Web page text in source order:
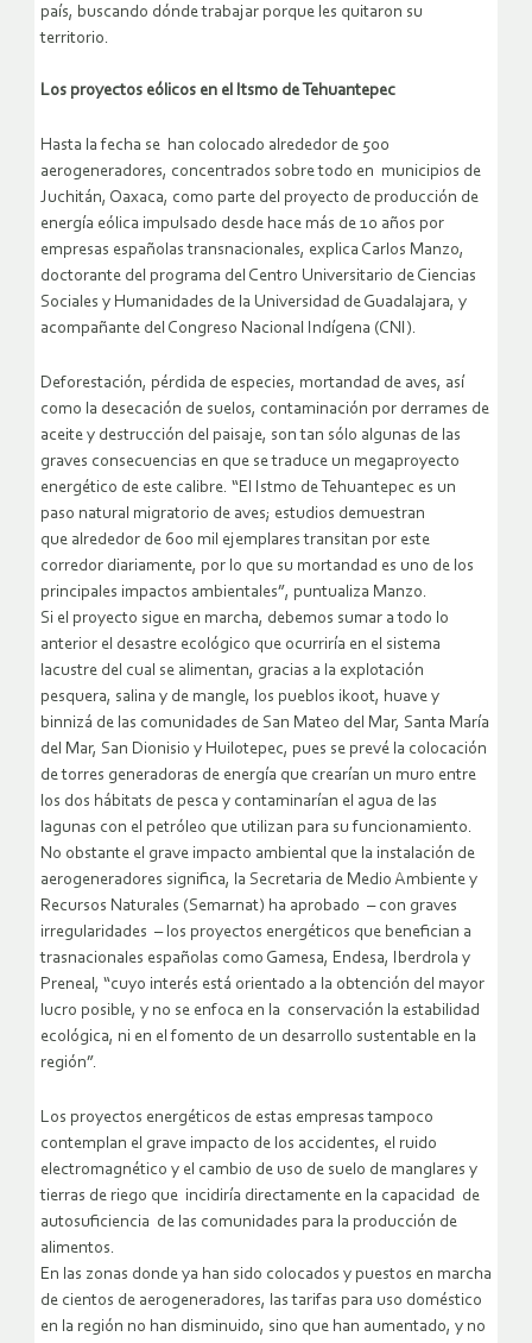
país, buscando dónde trabajar porque les quitaron su
territorio.
Los proyectos eólicos en el Itsmo de Tehuantepec
Hasta la fecha se han colocado alrededor de 500
aerogeneradores, concentrados sobre todo en municipios de
Juchitán, Oaxaca, como parte del proyecto de producción de
energía eólica impulsado desde hace más de 10 años por
empresas españolas transnacionales, explica Carlos Manzo,
doctorante del programa del Centro Universitario de Ciencias
Sociales y Humanidades de la Universidad de Guadalajara, y
acompañante del Congreso Nacional Indígena (CNI).
Deforestación, pérdida de especies, mortandad de aves, así
como la desecación de suelos, contaminación por derrames de
aceite y destrucción del paisaje, son tan sólo algunas de las
graves consecuencias en que se traduce un megaproyecto
energético de este calibre. “El Istmo de Tehuantepec es un
paso natural migratorio de aves; estudios demuestran
que alrededor de 600 mil ejemplares transitan por este
corredor diariamente, por lo que su mortandad es uno de los
principales impactos ambientales”, puntualiza Manzo.
Si el proyecto sigue en marcha, debemos sumar a todo lo
anterior el desastre ecológico que ocurriría en el sistema
lacustre del cual se alimentan, gracias a la explotación
pesquera, salina y de mangle, los pueblos ikoot, huave y
binnizá de las comunidades de San Mateo del Mar, Santa María
del Mar, San Dionisio y Huilotepec, pues se prevé la colocación
de torres generadoras de energía que crearían un muro entre
los dos hábitats de pesca y contaminarían el agua de las
lagunas con el petróleo que utilizan para su funcionamiento.
No obstante el grave impacto ambiental que la instalación de
aerogeneradores significa, la Secretaria de Medio Ambiente y
Recursos Naturales (Semarnat) ha aprobado – con graves
irregularidades – los proyectos energéticos que benefician a
trasnacionales españolas como Gamesa, Endesa, Iberdrola y
Preneal, “cuyo interés está orientado a la obtención del mayor
lucro posible, y no se enfoca en la conservación la estabilidad
ecológica, ni en el fomento de un desarrollo sustentable en la
región”.
Los proyectos energéticos de estas empresas tampoco
contemplan el grave impacto de los accidentes, el ruido
electromagnético y el cambio de uso de suelo de manglares y
tierras de riego que incidiría directamente en la capacidad de
autosuficiencia de las comunidades para la producción de
alimentos.
En las zonas donde ya han sido colocados y puestos en marcha
de cientos de aerogeneradores, las tarifas para uso doméstico
en la región no han disminuido, sino que han aumentado, y no